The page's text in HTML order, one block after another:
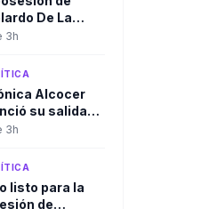
De La
rompería
El
sería
las Fuerzas
no ante el
3h
Alcocer
su salida
en medio de
a un
cambio de
La
3h
listo para la
de